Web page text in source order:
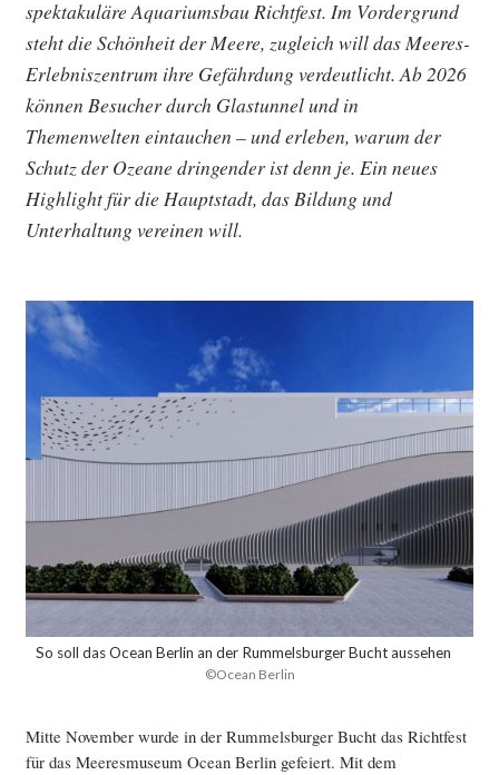
spektakuläre Aquariumsbau Richtfest. Im Vordergrund
steht die Schönheit der Meere, zugleich will das Meeres-
Erlebniszentrum ihre Gefährdung verdeutlicht. Ab 2026
können Besucher durch Glastunnel und in
Themenwelten eintauchen – und erleben, warum der
Schutz der Ozeane dringender ist denn je. Ein neues
Highlight für die Hauptstadt, das Bildung und
Unterhaltung vereinen will.
So soll das Ocean Berlin an der Rummelsburger Bucht aussehen
©Ocean Berlin
Mitte November wurde in der Rummelsburger Bucht das Richtfest
für das Meeresmuseum Ocean Berlin gefeiert. Mit dem